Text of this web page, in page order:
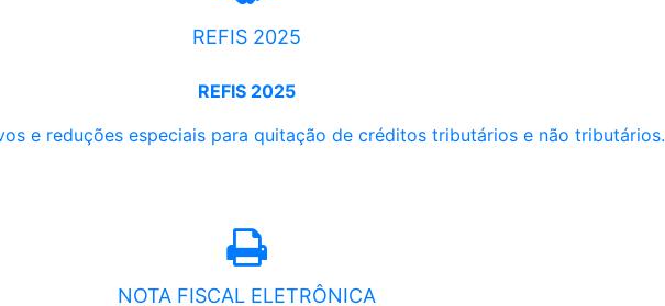
REFIS 2025
REFIS 2025
e reduções especiais para quitação de créditos tributários e não tributários.
NOTA FISCAL ELETRÔNICA